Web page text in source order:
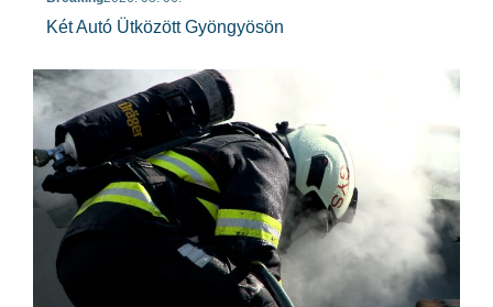
Két Autó Ütközött Gyöngyösön